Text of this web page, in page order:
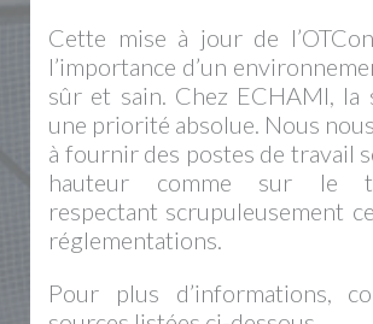
Cette mise à jour de
l’importance d’un
sûr et sain. Chez ECHAMI, la
une priorité absolue. Nous
à fournir des postes de travail
hauteur comme sur le
respectant scrupuleusement
réglementations.
Pour plus d’informations,